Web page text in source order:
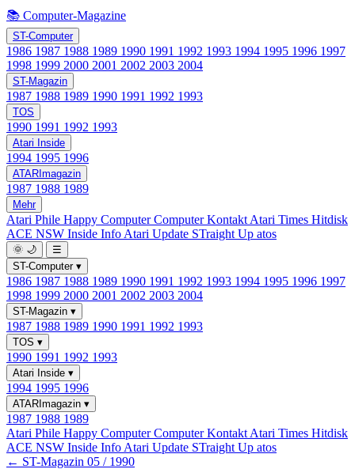
📚 Computer-Magazine
ST-Computer
1986 1987 1988 1989 1990 1991 1992 1993 1994 1995 1996 1997
1998 1999 2000 2001 2002 2003 2004
ST-Magazin
1987 1988 1989 1990 1991 1992 1993
TOS
1990 1991 1992 1993
Atari Inside
1994 1995 1996
ATARImagazin
1987 1988 1989
Mehr
Atari Phile Happy ComputerComputer Kontakt Atari Times Hitdisk
ACE NSW Inside Info Atari Update STraight Up atos
🌞 🌙
☰
ST-Computer ▾
1986 1987 1988 1989 1990 1991 1992 1993 1994 1995 1996 1997
1998 1999 2000 2001 2002 2003 2004
ST-Magazin ▾
1987 1988 1989 1990 1991 1992 1993
TOS ▾
1990 1991 1992 1993
Atari Inside ▾
1994 1995 1996
ATARImagazin ▾
1987 1988 1989
Atari Phile Happy ComputerComputer Kontakt Atari Times Hitdisk
ACE NSW Inside Info Atari Update STraight Up atos
← ST-Magazin 05 / 1990